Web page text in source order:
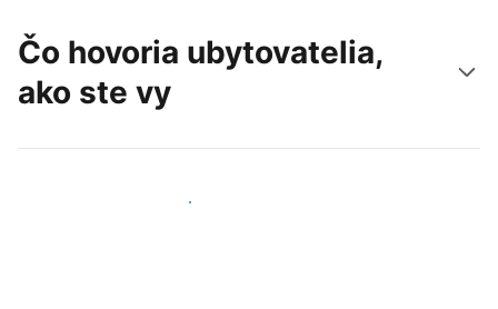
Čo hovoria ubytovatelia,
ako ste vy
Pridať sa k podobným ubytovateľom